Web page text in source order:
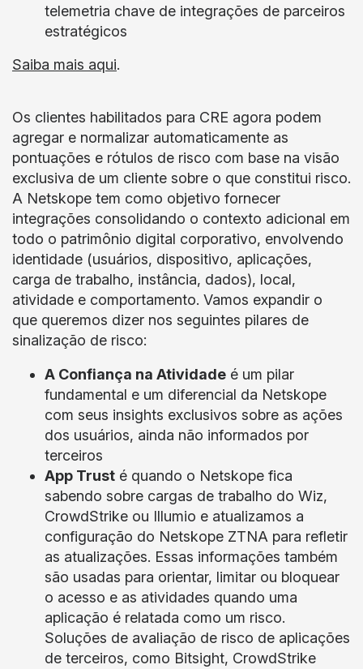
telemetria chave de integrações de parceiros
estratégicos
Saiba mais aqui.
Os clientes habilitados para CRE agora podem
agregar e normalizar automaticamente as
pontuações e rótulos de risco com base na visão
exclusiva de um cliente sobre o que constitui risco.
A Netskope tem como objetivo fornecer
integrações consolidando o contexto adicional em
todo o patrimônio digital corporativo, envolvendo
identidade (usuários, dispositivo, aplicações,
carga de trabalho, instância, dados), local,
atividade e comportamento. Vamos expandir o
que queremos dizer nos seguintes pilares de
sinalização de risco:
A Confiança na Atividade é um pilar
fundamental e um diferencial da Netskope
com seus insights exclusivos sobre as ações
dos usuários, ainda não informados por
terceiros
App Trust é quando o Netskope fica
sabendo sobre cargas de trabalho do Wiz,
CrowdStrike ou Illumio e atualizamos a
configuração do Netskope ZTNA para refletir
as atualizações. Essas informações também
são usadas para orientar, limitar ou bloquear
o acesso e as atividades quando uma
aplicação é relatada como um risco.
Soluções de avaliação de risco de aplicações
de terceiros, como Bitsight, CrowdStrike